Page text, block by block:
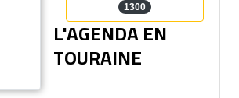
1300
L'AGENDA EN
TOURAINE